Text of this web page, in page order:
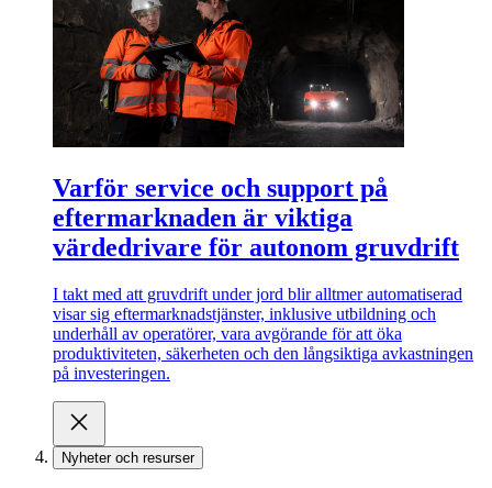
Varför service och support på
eftermarknaden är viktiga
värdedrivare för autonom gruvdrift
I takt med att gruvdrift under jord blir alltmer automatiserad
visar sig eftermarknadstjänster, inklusive utbildning och
underhåll av operatörer, vara avgörande för att öka
produktiviteten, säkerheten och den långsiktiga avkastningen
på investeringen.
Nyheter och resurser